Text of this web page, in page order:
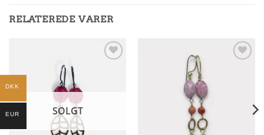
RELATEREDE VARER
SOLGT
DKK
EUR